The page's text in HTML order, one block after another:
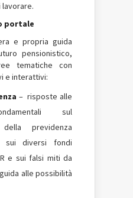
portale
e propria guida
pensionistico,
tematiche con
e interattivi:
– risposte alle
sul
della previdenza
sui diversi fondi
e sui falsi miti da
alle possibilità